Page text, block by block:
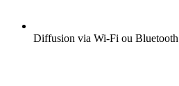
Diffusion via Wi-Fi ou Bluetooth